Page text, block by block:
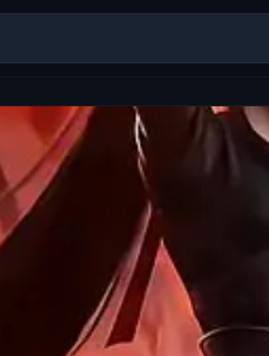
、短剧高清在线观看